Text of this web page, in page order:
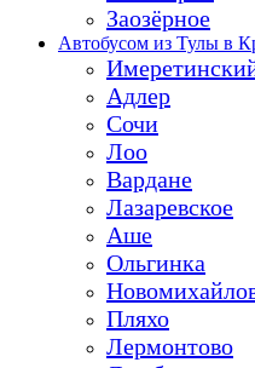
Заозёрное
Автобусом из Тулы в
Адлер
Сочи
Лоо
Вардане
Лазаревское
Аше
Ольгинка
Пляхо
Лермонтово